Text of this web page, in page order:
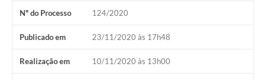
Nº do Processo 124/2020
Publicado em 23/11/2020 às 17h48
Realização em 10/11/2020 às 13h00